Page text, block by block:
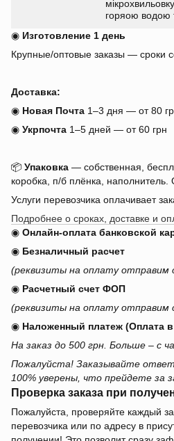
горяою водою
◉ Изготовление 1 день
Крупные/оптовые заказы — сроки
Доставка:
◉ Новая Почта 1–3 дня — от 80
◉ Укрпочта 1–5 дней — от 60 грн
📦 Упаковка — собственная,
коробка, п/б плёнка, наполнитель.
Услуги перевозчика оплачивает
Подробнее о сроках, доставке и
◉ Онлайн-оплата банковской
◉ Безналичный расчет
(реквизиты на оплату отправим
◉ Расчетный счет ФОП
(реквизиты на оплату отправим
◉ Наложенный платеж (Оплата
На заказ до 500 грн. Больше – с
Пожалуйста! Заказывайте
100% уверены, что прейдете за
Проверка заказа при
Пожалуйста, проверяйте каждый
перевозчика или по адресу в